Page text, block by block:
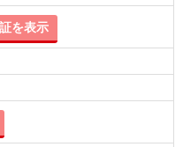
を表示